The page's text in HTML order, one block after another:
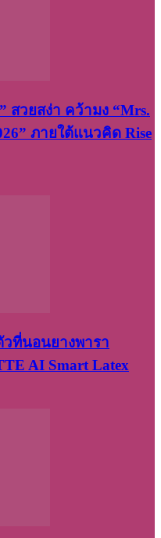
สวยสง่า คว้ามง “Mrs.
ภายใต้แนวคิด Rise
ที่นอนยางพารา
AI Smart Latex